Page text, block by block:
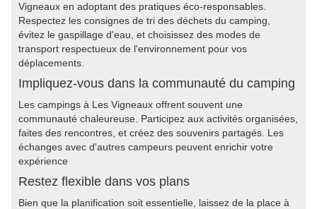
Vigneaux en adoptant des pratiques éco-responsables.
Respectez les consignes de tri des déchets du camping,
évitez le gaspillage d'eau, et choisissez des modes de
transport respectueux de l'environnement pour vos
déplacements.
Impliquez-vous dans la communauté du camping
Les campings à Les Vigneaux offrent souvent une
communauté chaleureuse. Participez aux activités organisées,
faites des rencontres, et créez des souvenirs partagés. Les
échanges avec d'autres campeurs peuvent enrichir votre
expérience
Restez flexible dans vos plans
Bien que la planification soit essentielle, laissez de la place à